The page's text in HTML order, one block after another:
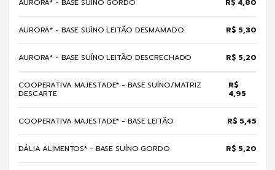
AURORA* - BASE SUÍNO GORDO R$ 4,80
AURORA* - BASE SUÍNO LEITÃO DESMAMADO R$ 5,30
AURORA* - BASE SUÍNO LEITÃO DESCRECHADO R$ 5,20
COOPERATIVA MAJESTADE* - BASE SUÍNO/MATRIZ
DESCARTE
R$
4,95
COOPERATIVA MAJESTADE* - BASE LEITÃO R$ 5,45
DÁLIA ALIMENTOS* - BASE SUÍNO GORDO R$ 5,20